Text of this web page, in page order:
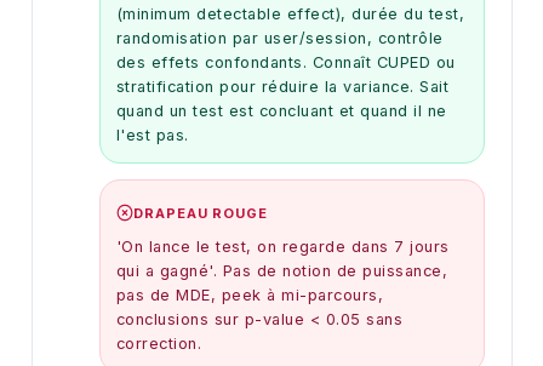
(minimum detectable effect), durée du test,
randomisation par user/session, contrôle
des effets confondants. Connaît CUPED ou
stratification pour réduire la variance. Sait
quand un test est concluant et quand il ne
l'est pas.
DRAPEAU ROUGE
'On lance le test, on regarde dans 7 jours
qui a gagné'. Pas de notion de puissance,
pas de MDE, peek à mi-parcours,
conclusions sur p-value < 0.05 sans
correction.